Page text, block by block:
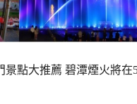
景點大推薦 碧潭煙火將